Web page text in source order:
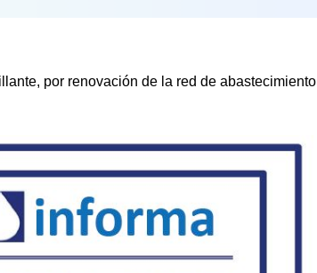
por renovación de la red de abastecimiento